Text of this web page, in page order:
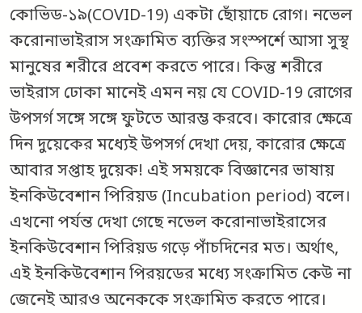
কোভিড-১৯(COVID-19) একটা ছোঁয়াচে রোগ। নভেল
করোনাভাইরাস সংক্রামিত ব্যক্তির সংস্পর্শে আসা সুস্থ
মানুষের শরীরে প্রবেশ করতে পারে। কিন্তু শরীরে
ভাইরাস ঢোকা মানেই এমন নয় যে COVID-19 রোগের
উপসর্গ সঙ্গে সঙ্গে ফুটতে আরম্ভ করবে। কারোর ক্ষেত্রে
দিন দুয়েকের মধ্যেই উপসর্গ দেখা দেয়, কারোর ক্ষেত্রে
আবার সপ্তাহ দুয়েক! এই সময়কে বিজ্ঞানের ভাষায়
ইনকিউবেশান পিরিয়ড (Incubation period) বলে।
এখনো পর্যন্ত দেখা গেছে নভেল করোনাভাইরাসের
ইনকিউবেশান পিরিয়ড গড়ে পাঁচদিনের মত। অর্থাৎ,
এই ইনকিউবেশান পিরয়ডের মধ্যে সংক্রামিত কেউ না
জেনেই আরও অনেককে সংক্রামিত করতে পারে।